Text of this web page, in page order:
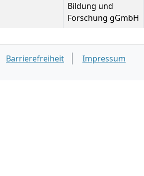
Bildung und
Forschung gGmbH
Barrierefreiheit Impressum